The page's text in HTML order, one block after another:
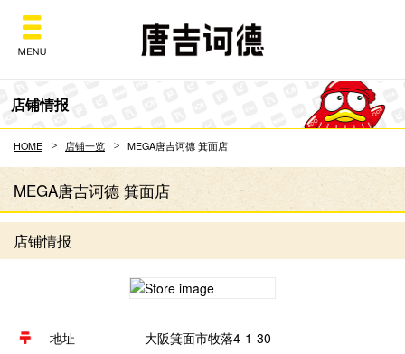
店铺情报
HOME 店铺一览 MEGA唐吉诃德 箕面店
MEGA唐吉诃德 箕面店
店铺情报
地址 大阪箕面市牧落4-1-30